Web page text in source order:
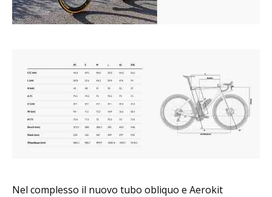
Nel complesso il nuovo tubo obliquo e Aerokit